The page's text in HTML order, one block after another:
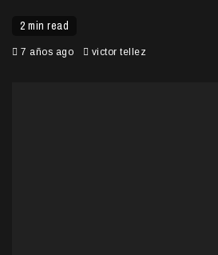
2 min read
7 años ago victor tellez